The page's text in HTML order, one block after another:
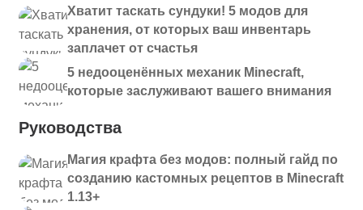
Хватит таскать сундуки! 5 модов для
хранения, от которых ваш инвентарь
заплачет от счастья
5 недооценённых механик Minecraft,
которые заслуживают вашего внимания
Руководства
Магия крафта без модов: полный гайд по
созданию кастомных рецептов в Minecraft
1.13+